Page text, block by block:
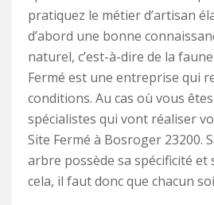
pratiquez le métier d’artisan
d’abord une bonne
naturel, c’est-à-dire de la
Fermé est une entreprise qui
conditions. Au cas où vous
spécialistes qui vont réaliser
Site Fermé à Bosroger 23200.
arbre possède sa spécificité et
cela, il faut donc que chacun